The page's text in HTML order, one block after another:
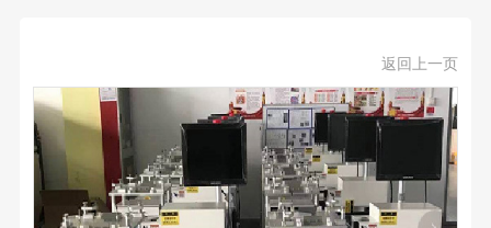
返回上一页